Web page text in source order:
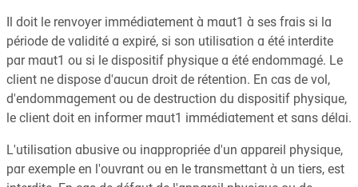
Il doit le renvoyer immédiatement à maut1 à ses frais si la
période de validité a expiré, si son utilisation a été interdite
par maut1 ou si le dispositif physique a été endommagé. Le
client ne dispose d'aucun droit de rétention. En cas de vol,
d'endommagement ou de destruction du dispositif physique,
le client doit en informer maut1 immédiatement et sans délai.
L'utilisation abusive ou inappropriée d'un appareil physique,
par exemple en l'ouvrant ou en le transmettant à un tiers, est